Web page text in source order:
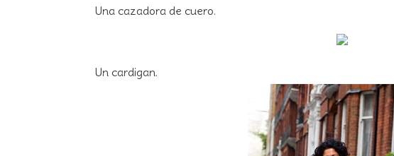
Una cazadora de cuero.
Un cardigan.